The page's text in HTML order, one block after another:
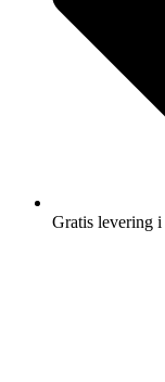
Gratis levering